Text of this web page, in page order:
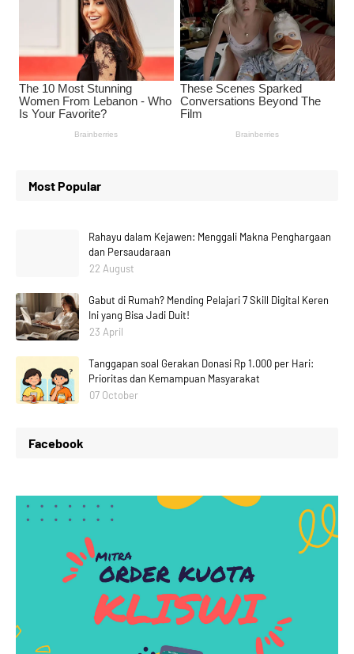
Most Popular
Rahayu dalam Kejawen: Menggali Makna Penghargaan
dan Persaudaraan
22 August
Gabut di Rumah? Mending Pelajari 7 Skill Digital Keren
Ini yang Bisa Jadi Duit!
23 April
Tanggapan soal Gerakan Donasi Rp 1.000 per Hari:
Prioritas dan Kemampuan Masyarakat
07 October
Facebook